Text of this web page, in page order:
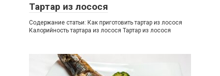
Тартар из лосося
Содержание статьи: Как приготовить тартар из лосося
Калорийность тартара из лосося Тартар из лосося